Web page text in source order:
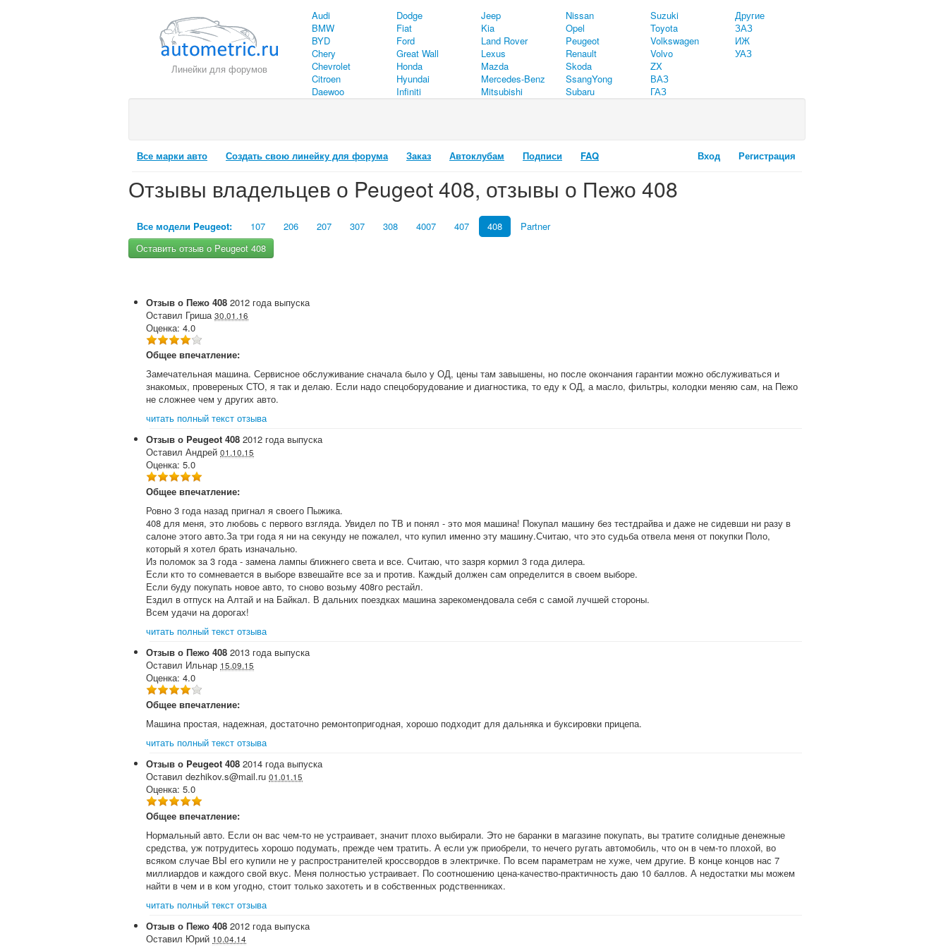
Линейки для форумов
Audi
BMW
BYD
Chery
Chevrolet
Citroen
Daewoo
Dodge
Fiat
Ford
Great Wall
Honda
Hyundai
Infiniti
Jeep
Kia
Land Rover
Lexus
Mazda
Mercedes-Benz
Mitsubishi
Nissan
Opel
Peugeot
Renault
Skoda
SsangYong
Subaru
Suzuki
Toyota
Volkswagen
Volvo
ZX
ВАЗ
ГАЗ
Другие
ЗАЗ
ИЖ
УАЗ
Вход Регистрация
Все марки авто Создать свою линейку для форума Заказ Автоклубам Подписи FAQ
Отзывы владельцев о Peugeot 408, отзывы о Пежо 408
Все модели Peugeot: 107 206 207 307 308 4007 407 408
Partner
Оставить отзыв о Peugeot 408
Отзыв о Пежо 408 2012 года выпуска
Оставил Гриша 30.01.16
Оценка: 4.0
Общее впечатление:
Замечательная машина. Сервисное обслуживание сначала было у ОД, цены там завышены, но после окончания гарантии можно обслуживаться и
знакомых, провереных СТО, я так и делаю. Если надо спецоборудование и диагностика, то еду к ОД, а масло, фильтры, колодки меняю сам, на Пежо
не сложнее чем у других авто.
читать полный текст отзыва
Отзыв о Peugeot 408 2012 года выпуска
Оставил Андрей 01.10.15
Оценка: 5.0
Общее впечатление:
Ровно 3 года назад пригнал я своего Пыжика.
408 для меня, это любовь с первого взгляда. Увидел по ТВ и понял - это моя машина! Покупал машину без тестдрайва и даже не сидевши ни разу в
салоне этого авто.За три года я ни на секунду не пожалел, что купил именно эту машину.Считаю, что это судьба отвела меня от покупки Поло,
который я хотел брать изначально.
Из поломок за 3 года - замена лампы ближнего света и все. Считаю, что зазря кормил 3 года дилера.
Если кто то сомневается в выборе взвешайте все за и против. Каждый должен сам определится в своем выборе.
Если буду покупать новое авто, то сново возьму 408го рестайл.
Ездил в отпуск на Алтай и на Байкал. В дальних поездках машина зарекомендовала себя с самой лучшей стороны.
Всем удачи на дорогах!
читать полный текст отзыва
Отзыв о Пежо 408 2013 года выпуска
Оставил Ильнар 15.09.15
Оценка: 4.0
Общее впечатление:
Машина простая, надежная, достаточно ремонтопригодная, хорошо подходит для дальняка и буксировки прицепа.
читать полный текст отзыва
Отзыв о Peugeot 408 2014 года выпуска
Оставил dezhikov.s@mail.ru 01.01.15
Оценка: 5.0
Общее впечатление:
Нормальный авто. Если он вас чем-то не устраивает, значит плохо выбирали. Это не баранки в магазине покупать, вы тратите солидные денежные
средства, уж потрудитесь хорошо подумать, прежде чем тратить. А если уж приобрели, то нечего ругать автомобиль, что он в чем-то плохой, во
всяком случае ВЫ его купили не у распространителей кроссвордов в электричке. По всем параметрам не хуже, чем другие. В конце концов нас 7
миллиардов и каждого свой вкус. Меня полностью устраивает. По соотношению цена-качество-практичность даю 10 баллов. А недостатки мы можем
найти в чем и в ком угодно, стоит только захотеть и в собственных родственниках.
читать полный текст отзыва
Отзыв о Пежо 408 2012 года выпуска
Оставил Юрий 10.04.14